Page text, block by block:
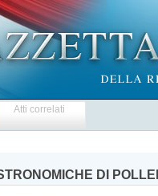
Atti correlati
DI